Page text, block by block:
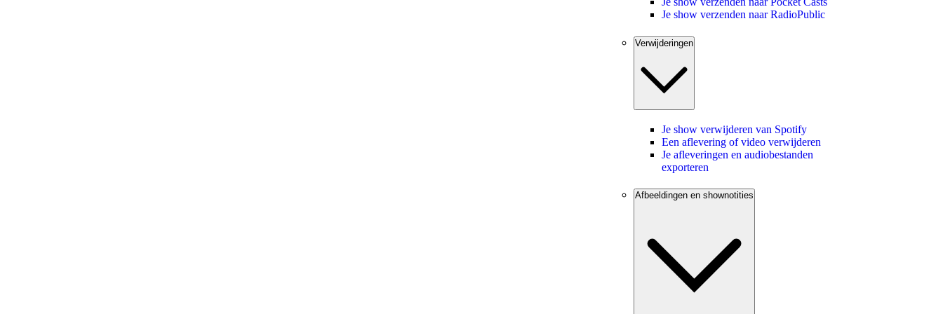
Je show verzenden naar RadioPublic
Verwijderingen
Je show verwijderen van Spotify
Een aflevering of video verwijderen
Je afleveringen en audiobestanden
exporteren
Afbeeldingen en shownotities